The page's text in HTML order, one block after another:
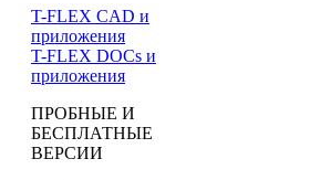
T-FLEX CAD и
приложения
T-FLEX DOCs и
приложения
ПРОБНЫЕ И
БЕСПЛАТНЫЕ
ВЕРСИИ